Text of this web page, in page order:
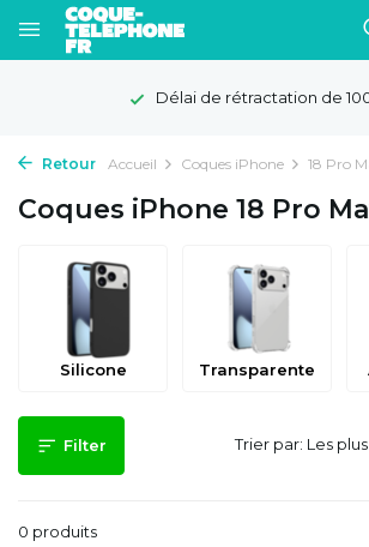
Délai de rétractation de
Retour Accueil Coques iPhone 18 Pro
Coques iPhone 18 Pro
Silicone Transparente
Filter
0 produits
Trier par: